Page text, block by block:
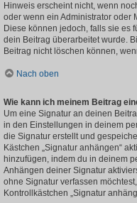
Hinweis erscheint nicht, wenn
oder wenn ein Administrator oder
Diese können jedoch, falls sie es
dein Beitrag überarbeitet wurde.
Beitrag nicht löschen können,
Nach oben
Wie kann ich meinem Beitrag
Um eine Signatur an deinen
in den Einstellungen in deinem
die Signatur erstellt und
Kästchen „Signatur anhängen“
hinzufügen, indem du in deinem
Anhängen deiner Signatur
ohne Signatur verfassen
Kontrollkästchen „Signatur